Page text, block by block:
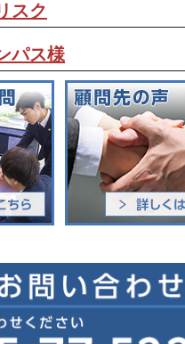
スク
パス様